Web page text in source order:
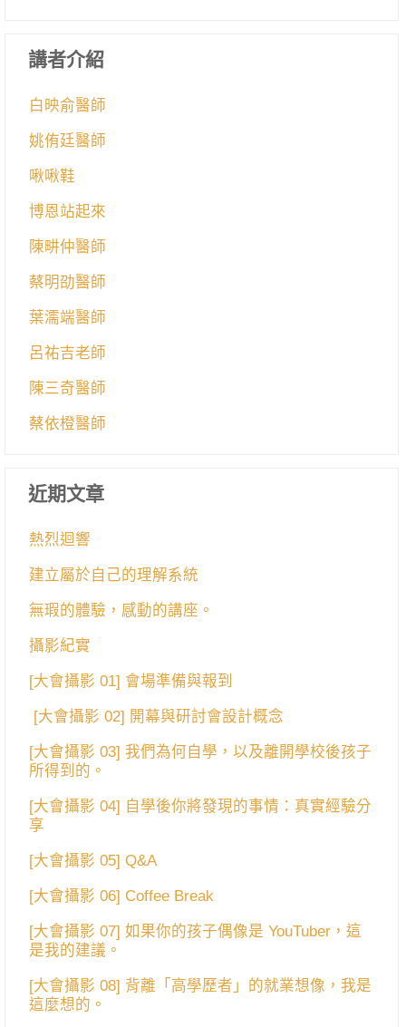
講者介紹
白映俞醫師
姚侑廷醫師
啾啾鞋
博恩站起來
陳畊仲醫師
蔡明劭醫師
葉濡端醫師
呂祐吉老師
陳三奇醫師
蔡依橙醫師
近期文章
熱烈迴響
建立屬於自己的理解系統
無瑕的體驗，感動的講座。
攝影紀實
[大會攝影 01] 會場準備與報到
[大會攝影 02] 開幕與研討會設計概念
[大會攝影 03] 我們為何自學，以及離開學校後孩子
所得到的。
[大會攝影 04] 自學後你將發現的事情：真實經驗分
享
[大會攝影 05] Q&A
[大會攝影 06] Coffee Break
[大會攝影 07] 如果你的孩子偶像是 YouTuber，這
是我的建議。
[大會攝影 08] 背離「高學歷者」的就業想像，我是
這麼想的。